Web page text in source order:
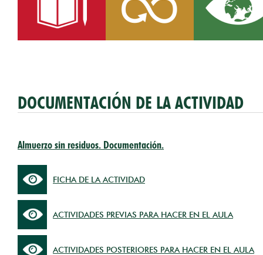
DOCUMENTACIÓN DE LA ACTIVIDAD
Almuerzo sin residuos. Documentación.
FICHA DE LA ACTIVIDAD
ACTIVIDADES PREVIAS PARA HACER EN EL AULA
ACTIVIDADES POSTERIORES PARA HACER EN EL AULA